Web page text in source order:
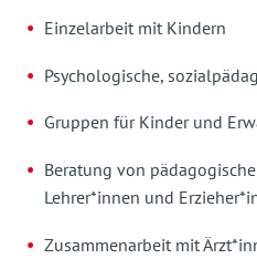
Einzelarbeit mit Kindern
Psychologische,
Gruppen für Kinder und
Beratung von
Lehrer*innen und
Zusammenarbeit mit